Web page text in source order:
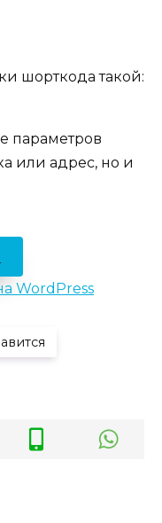
шорткода такой:
параметров
или адрес, но и